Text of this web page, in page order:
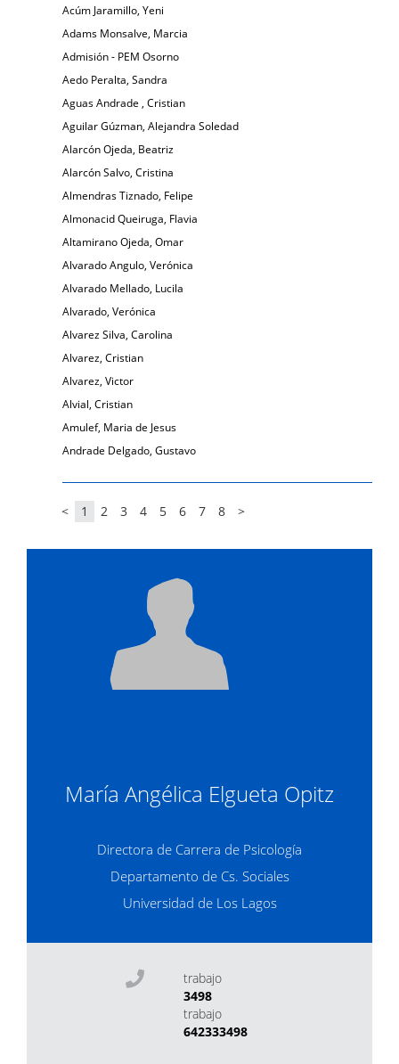
Acúm Jaramillo, Yeni
Adams Monsalve, Marcia
Admisión - PEM Osorno
Aedo Peralta, Sandra
Aguas Andrade , Cristian
Aguilar Gúzman, Alejandra Soledad
Alarcón Ojeda, Beatriz
Alarcón Salvo, Cristina
Almendras Tiznado, Felipe
Almonacid Queiruga, Flavia
Altamirano Ojeda, Omar
Alvarado Angulo, Verónica
Alvarado Mellado, Lucila
Alvarado, Verónica
Alvarez Silva, Carolina
Alvarez, Cristian
Alvarez, Victor
Alvial, Cristian
Amulef, Maria de Jesus
Andrade Delgado, Gustavo
< 1 2 3 4 5 6 7 8 >
María Angélica Elgueta Opitz
Directora de Carrera de Psicología
Departamento de Cs. Sociales
Universidad de Los Lagos
trabajo
3498
trabajo
642333498